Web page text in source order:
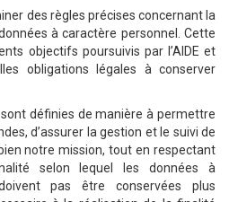
des règles précises concernant la
à caractère personnel. Cette
objectifs poursuivis par l’AIDE et
obligations légales à conserver
définies de manière à permettre
d’assurer la gestion et le suivi de
notre mission, tout en respectant
selon lequel les données à
pas être conservées plus